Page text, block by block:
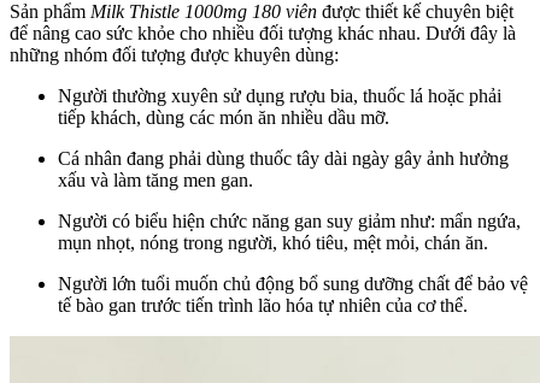
Sản phẩm Milk Thistle 1000mg 180 viên được thiết kế chuyên biệt
để nâng cao sức khỏe cho nhiều đối tượng khác nhau. Dưới đây là
những nhóm đối tượng được khuyên dùng:
Người thường xuyên sử dụng rượu bia, thuốc lá hoặc phải
tiếp khách, dùng các món ăn nhiều dầu mỡ.
Cá nhân đang phải dùng thuốc tây dài ngày gây ảnh hưởng
xấu và làm tăng men gan.
Người có biểu hiện chức năng gan suy giảm như: mẩn ngứa,
mụn nhọt, nóng trong người, khó tiêu, mệt mỏi, chán ăn.
Người lớn tuổi muốn chủ động bổ sung dưỡng chất để bảo vệ
tế bào gan trước tiến trình lão hóa tự nhiên của cơ thể.